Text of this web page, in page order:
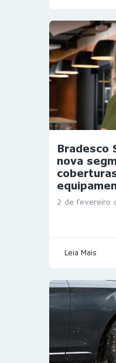
Bradesco
nova
2 de fevereiro
Leia Mais